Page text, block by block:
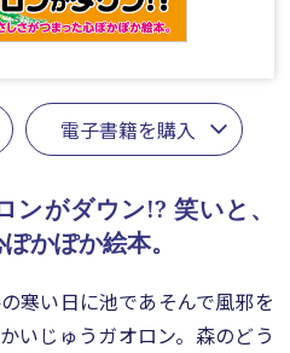
電子書籍を購入
ンがダウン!? 笑いと、
かぽか絵本。
寒い日に池であそんで風邪を
いじゅうガオロン。森のどう